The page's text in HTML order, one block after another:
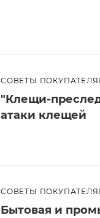
СОВЕТЫ
"Клещи-
атаки клещей
СОВЕТЫ
Бытовая и